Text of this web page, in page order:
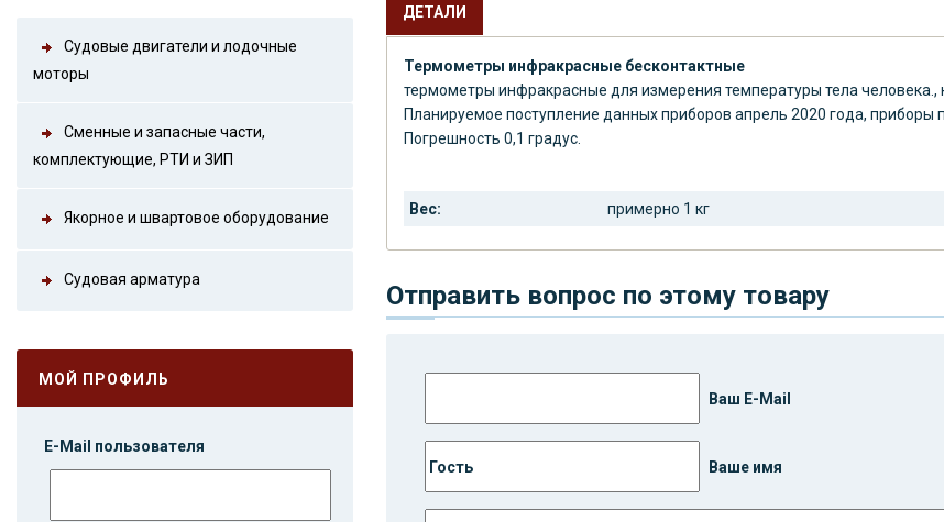
Судовые двигатели и лодочные
моторы
Сменные и запасные части,
комплектующие, РТИ и ЗИП
Якорное и швартовое оборудование
Судовая арматура
МОЙ ПРОФИЛЬ
E-Mail пользователя
ДЕТАЛИ
Термометры инфракрасные бесконтактные
термометры инфракрасные для измерения температуры тела человека.,
Планируемое поступление данных приборов апрель 2020 года, приборы
Погрешность 0,1 градус.
Вес: примерно 1 кг
Отправить вопрос по этому товару
Ваш E-Mail
Ваше имя